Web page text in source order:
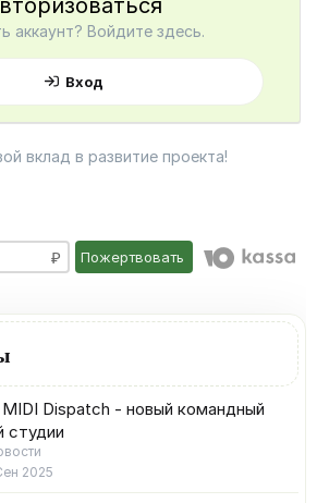
аккаунт? Войдите здесь.
Вход
вклад в развитие проекта!
Пожертвовать
Dispatch - новый командный
студии
2025